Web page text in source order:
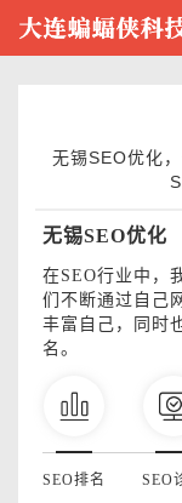
无锡SEO优化
无锡SEO优化
在SEO行业中，
们不断通过自己
丰富自己，同时
名。
SEO排名 SEO